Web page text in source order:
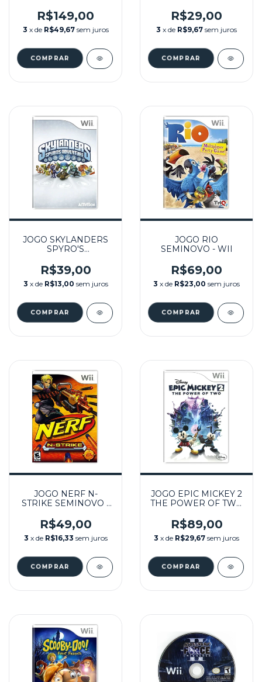
NINTENDO WII
R$149,00
3 x de R$49,67 sem juros
R$29,00
3 x de R$9,67 sem juros
JOGO SKYLANDERS
SPYRO'S
SEMINOVO - WII
R$39,00
3 x de R$13,00 sem juros
JOGO RIO
SEMINOVO - WII
R$69,00
3 x de R$23,00 sem juros
JOGO NERF N-
STRIKE SEMINOVO -
R$49,00
3 x de R$16,33 sem juros
JOGO EPIC MICKEY 2
THE POWER OF TWO
R$89,00
3 x de R$29,67 sem juros